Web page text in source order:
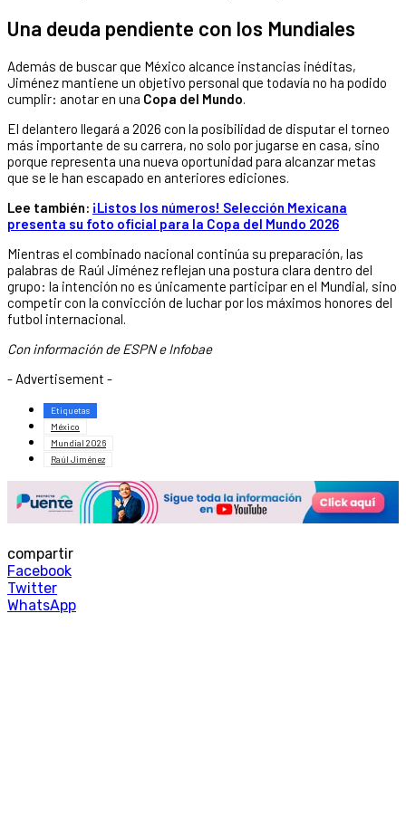
Una deuda pendiente con los Mundiales
Además de buscar que México alcance instancias inéditas,
Jiménez mantiene un objetivo personal que todavía no ha podido
cumplir: anotar en una Copa del Mundo.
El delantero llegará a 2026 con la posibilidad de disputar el torneo
más importante de su carrera, no solo por jugarse en casa, sino
porque representa una nueva oportunidad para alcanzar metas
que se le han escapado en anteriores ediciones.
Lee también: ¡Listos los números! Selección Mexicana
presenta su foto oficial para la Copa del Mundo 2026
Mientras el combinado nacional continúa su preparación, las
palabras de Raúl Jiménez reflejan una postura clara dentro del
grupo: la intención no es únicamente participar en el Mundial, sino
competir con la convicción de luchar por los máximos honores del
futbol internacional.
Con información de ESPN e Infobae
- Advertisement -
Etiquetas
México
Mundial 2026
Raúl Jiménez
compartir
Facebook
Twitter
WhatsApp